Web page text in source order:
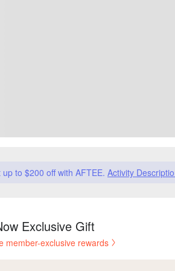
up to $200 off with AFTEE. Activity
Exclusive Gift
member-exclusive rewards